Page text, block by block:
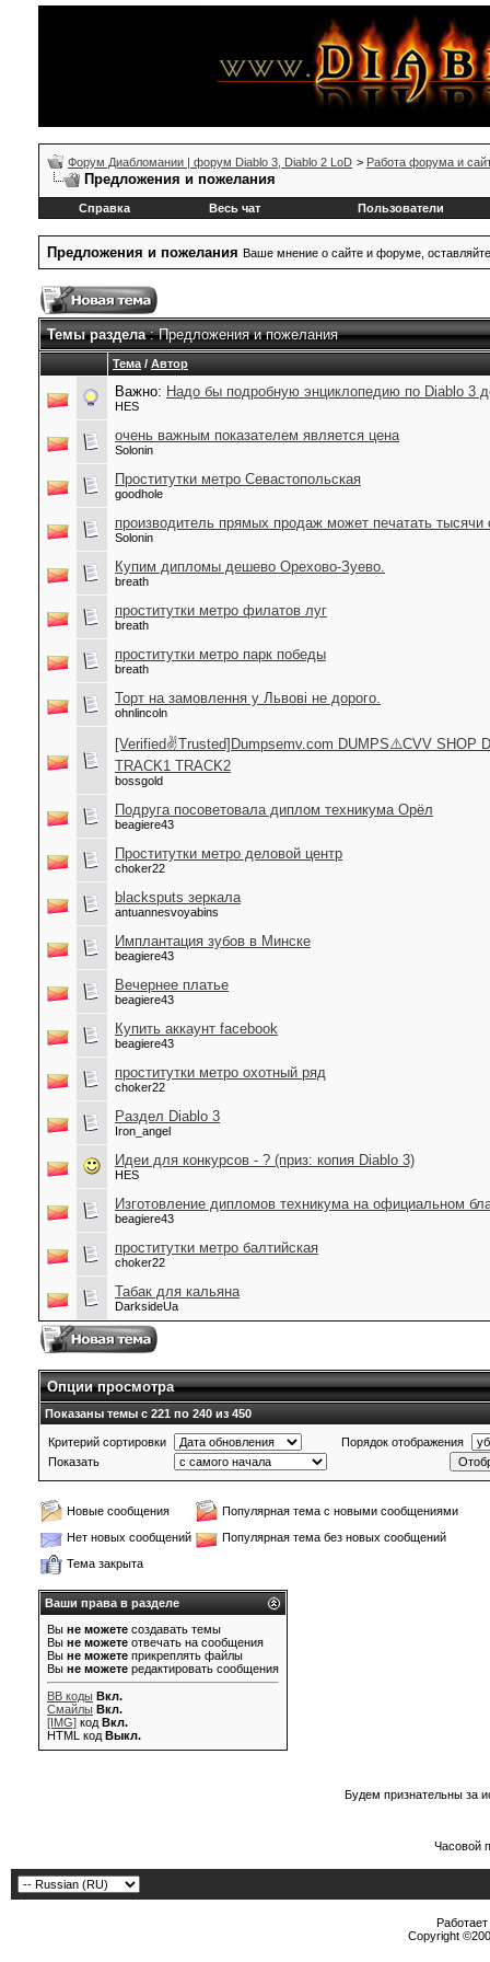
Форум Диабломании | форум Diablo 3, Diablo 2 LoD > Работа форума и
Предложения и пожелания
Справка Весь чат Пользователи
Предложения и пожелания Ваше мнение о сайте и форуме,
Темы раздела: Предложения и пожелания
Тема / Автор
Важно: Надо бы подробную энциклопедию по Diablo 3
HES
очень важным показателем является цена
Solonin
Проститутки метро Севастопольская
goodhole
производитель прямых продаж может печатать тысячи
Solonin
Купим дипломы дешево Орехово-Зуево.
breath
проститутки метро филатов луг
breath
проститутки метро парк победы
breath
Торт на замовлення у Львові не дорого.
ohnlincoln
[Verified✌Trusted]Dumpsemv.com DUMPS⚠️CVV SHOP
TRACK1 TRACK2
bossgold
Подруга посоветовала диплом техникума Орёл
beagiere43
Проститутки метро деловой центр
choker22
blacksputs зеркала
antuannesvoyabins
Имплантация зубов в Минске
beagiere43
Вечернее платье
beagiere43
Купить аккаунт facebook
beagiere43
проститутки метро охотный ряд
choker22
Раздел Diablo 3
Iron_angel
Идеи для конкурсов - ? (приз: копия Diablo 3)
HES
Изготовление дипломов техникума на официальном
beagiere43
проститутки метро балтийская
choker22
Табак для кальяна
DarksideUa
Опции просмотра
Показаны темы с 221 по 240 из 450
Критерий сортировки
Порядок отображения
Показать
Новые сообщения
Популярная тема с новыми сообщениями
Нет новых сообщений
Популярная тема без новых сообщений
Тема закрыта
Ваши права в разделе
Вы не можете создавать темы
Вы не можете отвечать на сообщения
Вы не можете прикреплять файлы
Вы не можете редактировать сообщения
BB коды Вкл.
Смайлы Вкл.
[IMG] код Вкл.
HTML код Выкл.
Будем признательны за
Часовой
Copyright